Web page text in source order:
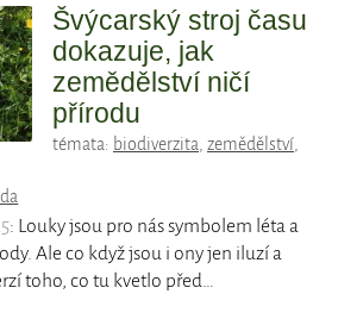
Švýcarský stroj času
dokazuje, jak
zemědělství ničí
přírodu
témata: biodiverzita, zemědělství,
: Louky jsou pro nás symbolem léta a
Ale co když jsou i ony jen iluzí a
toho, co tu kvetlo před…